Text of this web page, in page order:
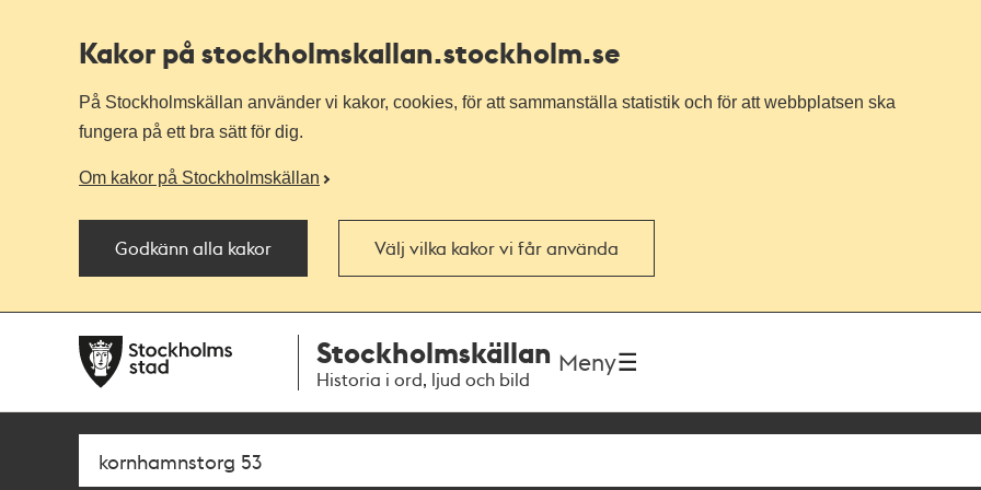
Kakor på stockholmskallan.stockholm.se
På Stockholmskällan använder vi kakor, cookies, för att sammanställa statistik och för att webbplatsen ska
fungera på ett bra sätt för dig.
Om kakor på Stockholmskällan
Godkänn alla kakor Välj vilka kakor vi får använda
navigationen
huvudinnehållet
Stockholmskällan
Historia i ord, ljud och bild
Meny
Sök